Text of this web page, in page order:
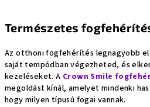
Természetes
Az otthoni fogfehérítés legnagyobb
saját tempódban végezheted, és
kezeléseket. A Crown Smile
megoldást kínál, amelyet mindenki
hogy milyen típusú fogai vannak.